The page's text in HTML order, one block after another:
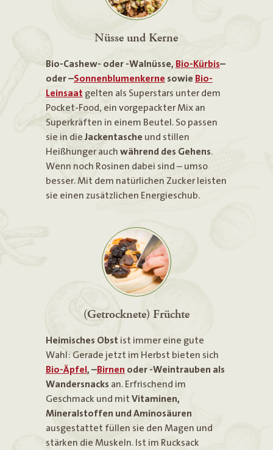
Nüsse und Kerne
Bio-Cashew- oder -Walnüsse, Bio-Kürbis–
oder –Sonnenblumenkerne sowie Bio-
Leinsaat gelten als Superstars unter dem
Pocket-Food, ein vorgepackter Mix an
Superkräften in einem Beutel. So passen
sie in die Jackentasche und stillen
Heißhunger auch während des Gehens.
Wenn noch Rosinen dabei sind – umso
besser. Mit dem natürlichen Zucker leisten
sie einen zusätzlichen Energieschub.
(Getrocknete) Früchte
Heimisches Obst ist immer eine gute
Wahl: Gerade jetzt im Herbst bieten sich
Bio-Äpfel, –Birnen oder -Weintrauben als
Wandersnacks an. Erfrischend im
Geschmack und mit Vitaminen,
Mineralstoffen und Aminosäuren
ausgestattet füllen sie den Magen und
stärken die Muskeln. Ist im Rucksack